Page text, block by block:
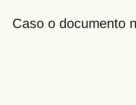
Caso o documento